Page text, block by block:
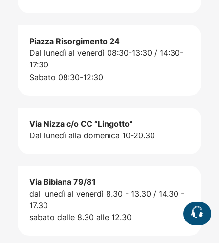
Piazza Risorgimento 24
Dal lunedì al venerdì 08:30-13:30 / 14:30-
17:30
Sabato 08:30-12:30
Via Nizza c/o CC “Lingotto”
Dal lunedì alla domenica 10-20.30
Via Bibiana 79/81
dal lunedì al venerdì 8.30 - 13.30 / 14.30 -
17.30
sabato dalle 8.30 alle 12.30